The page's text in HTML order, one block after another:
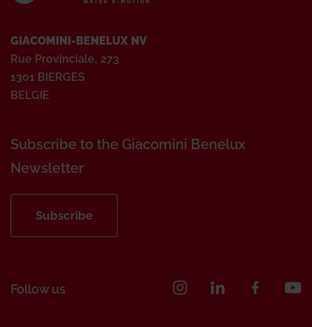
GIACOMINI-BENELUX NV
Rue Provinciale, 273
1301 BIERGES
BELGIE
Subscribe to the Giacomini Benelux
Newsletter
Subscribe
Follow us